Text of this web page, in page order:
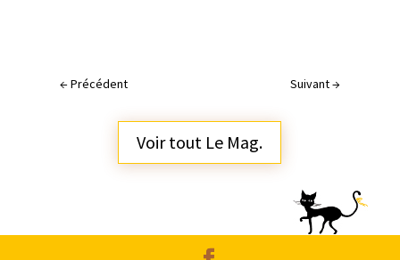
←Précédent Suivant→
Voir tout Le Mag.